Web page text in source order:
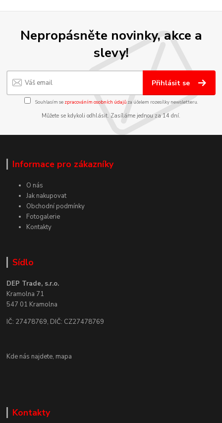
Nepropásněte novinky, akce a
slevy!
Přihlásit se
Souhlasím se zpracováním osobních údajůza účelem rozesílky newsletteru.
Můžete se kdykoli odhlásit. Zasíláme jednou za 14 dní.
Informace pro zákazníky
O nás
Jak nakupovat
Obchodní podmínky
Fotogalerie
Kontakty
Sídlo
DEP Trade, s.r.o.
Kramolna 71
547 01 Kramolna
IČ: 27478769, DIČ: CZ27478769
Kde nás najdete, mapa
Kontakty